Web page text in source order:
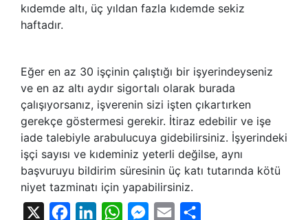
kıdemde altı, üç yıldan fazla kıdemde sekiz
haftadır.
Eğer en az 30 işçinin çalıştığı bir işyerindeyseniz
ve en az altı aydır sigortalı olarak burada
çalışıyorsanız, işverenin sizi işten çıkartırken
gerekçe göstermesi gerekir. İtiraz edebilir ve işe
iade talebiyle arabulucuya gidebilirsiniz. İşyerindeki
işçi sayısı ve kıdeminiz yeterli değilse, aynı
başvuruyu bildirim süresinin üç katı tutarında kötü
niyet tazminatı için yapabilirsiniz.
FacebookLinkedInWhatsAppMessenger
Email